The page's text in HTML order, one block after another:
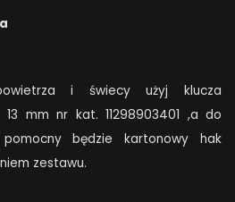
i świecy użyj klucza
mm nr kat. 11298903401 ,a do
będzie kartonowy hak
zestawu.